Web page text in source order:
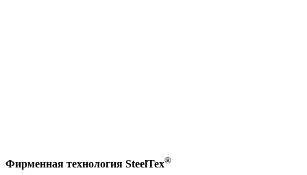
Фирменная технология SteelTex®